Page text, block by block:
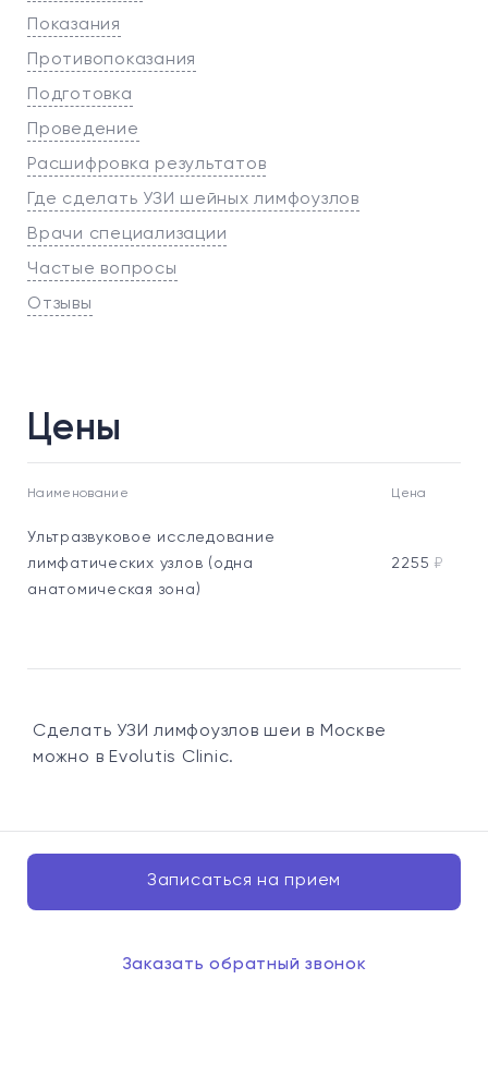
Показания
Противопоказания
Подготовка
Проведение
Расшифровка результатов
Где сделать УЗИ шейных лимфоузлов
Врачи специализации
Частые вопросы
Отзывы
Цены
Наименование Цена
Ультразвуковое исследование
лимфатических узлов (одна
анатомическая зона)
2255 ₽
Сделать УЗИ лимфоузлов шеи в Москве
можно в Evolutis Clinic.
Записаться на прием
Заказать обратный звонок